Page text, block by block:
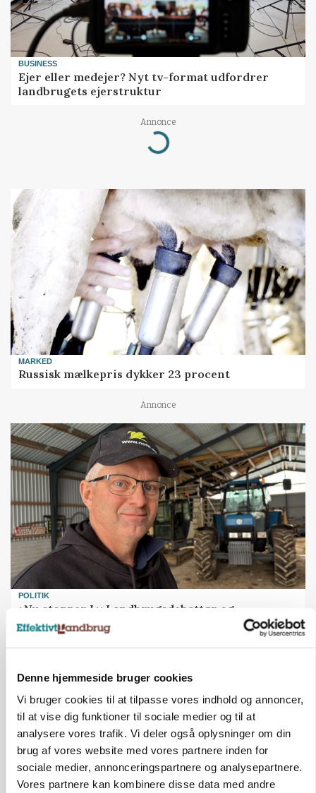
Denne hjemmeside bruger cookies
Vi bruger cookies til at tilpasse vores indhold og annoncer,
til at vise dig funktioner til sociale medier og til at
analysere vores trafik. Vi deler også oplysninger om din
brug af vores website med vores partnere inden for
sociale medier, annonceringspartnere og analysepartnere.
Vores partnere kan kombinere disse data med andre
BUSINESS
Ejer eller medejer? Nyt tv-format udfordrer
landbrugets ejerstruktur
Annonce
Loading...
MARKED
Russisk mælkepris dykker 23 procent
Annonce
POLITIK
»Nu stopper I«: Landbrugsdebattør og
protestgruppe vil demonstrere mod ny
gødskningslov
POLITIK
Folketinget behandler ny gødskningslov: Sådan
kan den ændre din bedrift fra 2027
Annonce
Loading...